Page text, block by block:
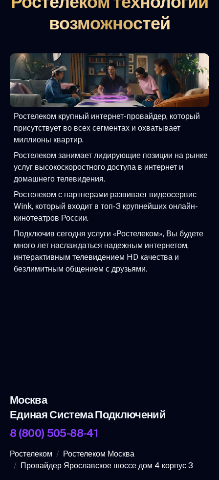
возможностей
Ростелеком крупный интернет-провайдер, который
присутствует во всех сегментах и охватывает
миллионы квартир.
Ростелеком занимает лидирующие позиции на рынке
услуг высокоскоростного доступа в интернет и
домашнего телевидения.
Ростелеком с партнерами развивает видеосервис
Wink, который входит в топ-3 крупнейших онлайн-
кинотеатров России.
Подключив сегодня услуги «Ростелеком», Вы будете
много лет наслаждаться надежным интернетом,
интерактивным телевидением HD качества и
безлимитным общением с друзьями.
Москва
Единая Система Подключений
8 (800) 505-88-41
Ростелеком
Ростелеком Москва
Провайдер Ярославское шоссе дом 4 корпус 3